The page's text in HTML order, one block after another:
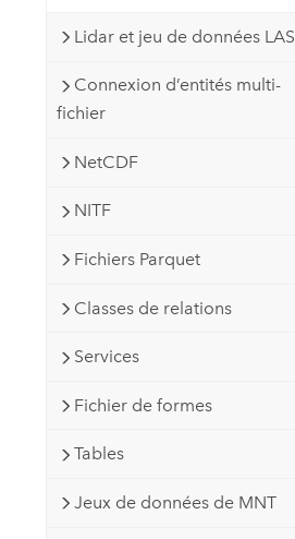
Lidar et jeu de données LAS
Connexion d’entités multi-
fichier
NetCDF
NITF
Fichiers Parquet
Classes de relations
Services
Fichier de formes
Tables
Jeux de données de MNT